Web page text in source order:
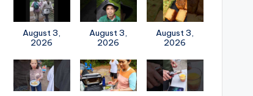
August 3,
2026
August 3,
2026
August 3,
2026